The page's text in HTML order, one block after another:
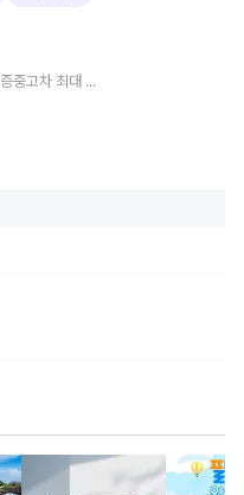
리본카, ‘써머 Festival’ 타임딜 진행…직영인증중고차 최대 350만원 할인